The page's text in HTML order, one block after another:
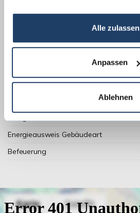
Alle zulassen
Anpassen
Ablehnen
Weitere Informationen
Wesentlicher Energieträger
Energieausweis Ausstelldatum
Energieausweis gültig bis
Energieausweis Gebäudeart
Befeuerung